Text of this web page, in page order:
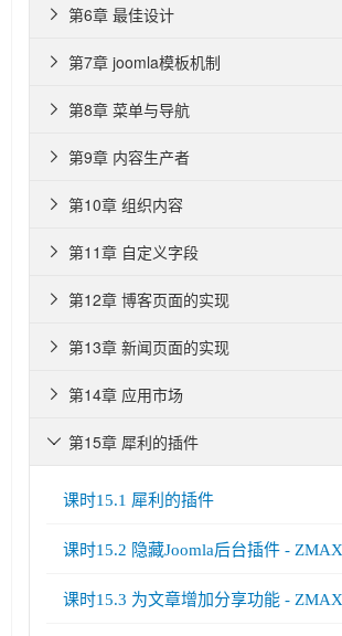
第6章 最佳设计

第7章 joomla模板机制

第8章 菜单与导航

第9章 内容生产者

第10章 组织内容

第11章 自定义字段

第12章 博客页面的实现

第13章 新闻页面的实现

第14章 应用市场

第15章 犀利的插件

课时15.1 犀利的插件
课时15.2 隐藏Joomla后台插件 -
课时15.3 为文章增加分享功能 -